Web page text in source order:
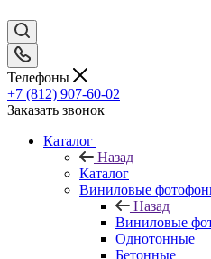
Телефоны
+7 (812) 907-60-02
Заказать звонок
Каталог
Назад
Каталог
Виниловые
Назад
Виниловые
Однотонные
Бетонные